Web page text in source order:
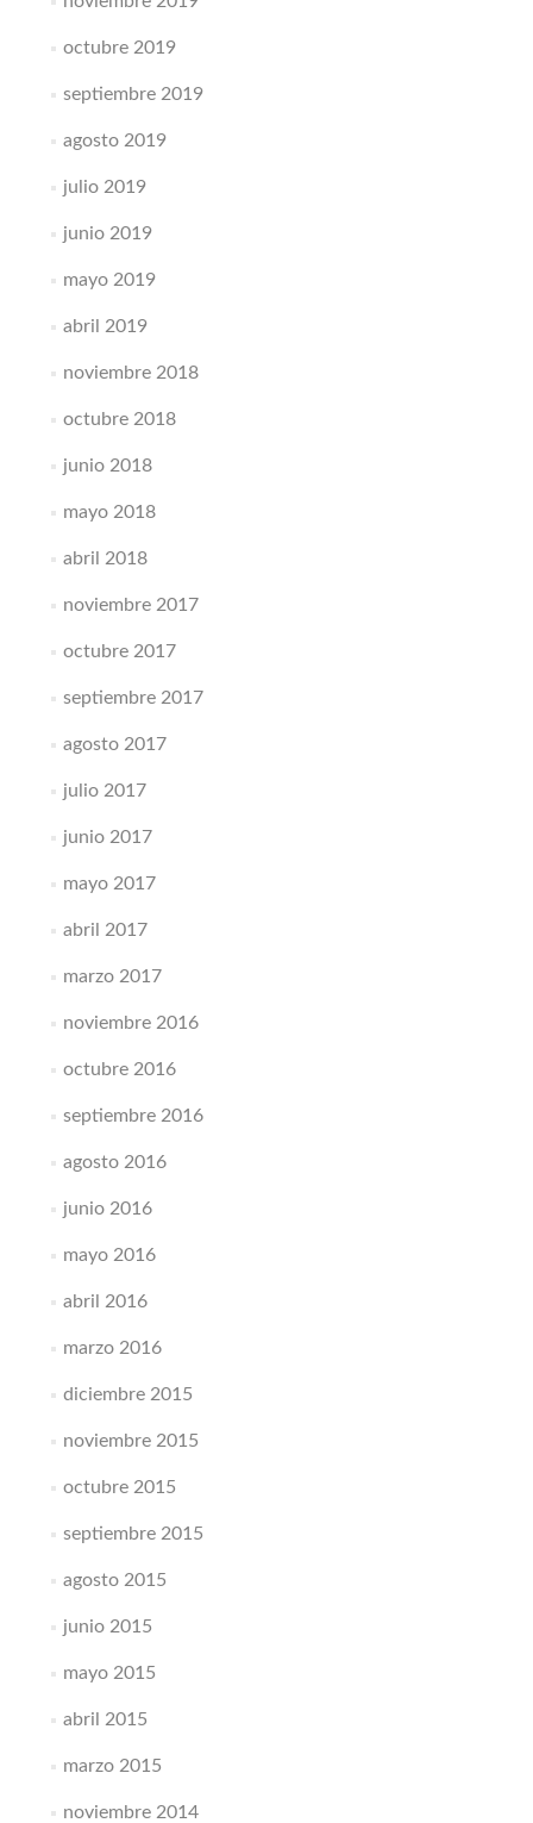
octubre 2019
septiembre 2019
agosto 2019
julio 2019
junio 2019
mayo 2019
abril 2019
noviembre 2018
octubre 2018
junio 2018
mayo 2018
abril 2018
noviembre 2017
octubre 2017
septiembre 2017
agosto 2017
julio 2017
junio 2017
mayo 2017
abril 2017
marzo 2017
noviembre 2016
octubre 2016
septiembre 2016
agosto 2016
junio 2016
mayo 2016
abril 2016
marzo 2016
diciembre 2015
noviembre 2015
octubre 2015
septiembre 2015
agosto 2015
junio 2015
mayo 2015
abril 2015
marzo 2015
noviembre 2014